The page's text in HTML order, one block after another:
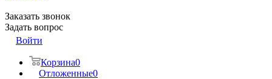
Заказать звонок
Задать вопрос
Войти
Корзина0
Отложенные0